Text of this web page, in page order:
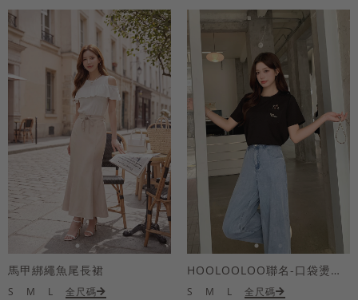
馬甲綁繩魚尾長裙
S M L 全尺碼
HOOLOOLOO聯名-口袋燙金KUKU熊短袖上衣
S M L 全尺碼